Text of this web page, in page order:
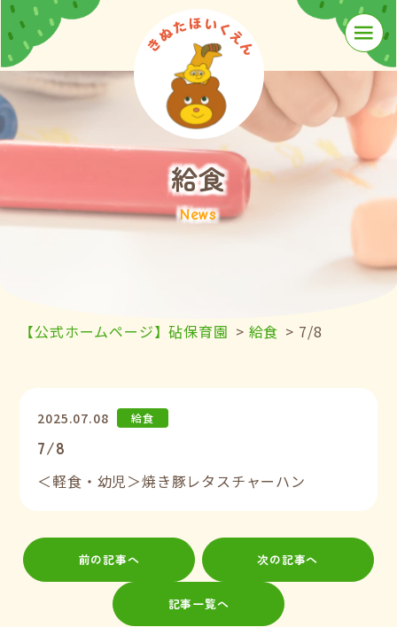
≡
給食
News
【公式ホームページ】砧保育園 > 給食 > 7/8
2025.07.08 給食
7/8
＜軽食・幼児＞焼き豚レタスチャーハン
前の記事へ
記事一覧へ
次の記事へ